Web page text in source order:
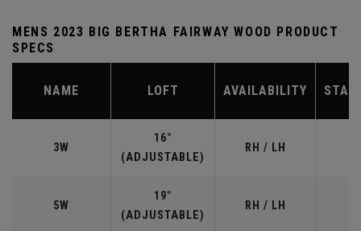
MENS 2023 BIG BERTHA FAIRWAY WOOD PRODUCT
SPECS
NAME LOFT AVAILABILITY
3W
16°
(ADJUSTABLE)
RH / LH
5W
19°
(ADJUSTABLE)
RH / LH